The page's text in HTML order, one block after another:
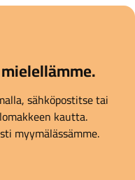
sähköpostitse tai
kautta.
myymälässämme.